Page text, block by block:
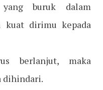
buruk dalam
kuat dirimu kepada
berlanjut, maka
dihindari.